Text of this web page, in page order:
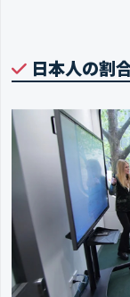
日本人の割